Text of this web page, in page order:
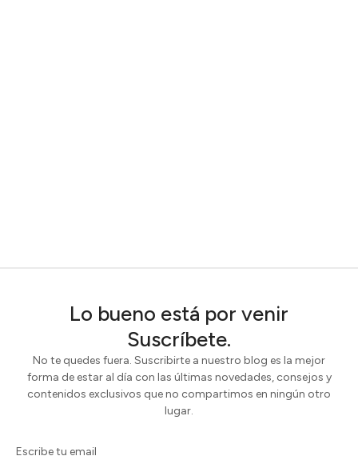
Lo bueno está por venir
Suscríbete.
No te quedes fuera. Suscribirte a nuestro blog es la mejor
forma de estar al día con las últimas novedades, consejos y
contenidos exclusivos que no compartimos en ningún otro
lugar.